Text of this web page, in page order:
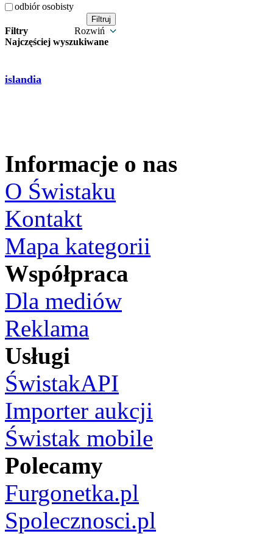
odbiór osobisty
Filtry
Rozwiń
Najczęściej wyszukiwane
islandia
Informacje o nas
O Świstaku
Kontakt
Mapa kategorii
Współpraca
Dla mediów
Reklama
Usługi
ŚwistakAPI
Importer aukcji
Świstak mobile
Polecamy
Furgonetka.pl
Spolecznosci.pl